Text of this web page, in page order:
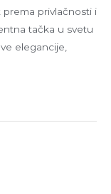
prema privlačnosti i
tačka u svetu
elegancije,